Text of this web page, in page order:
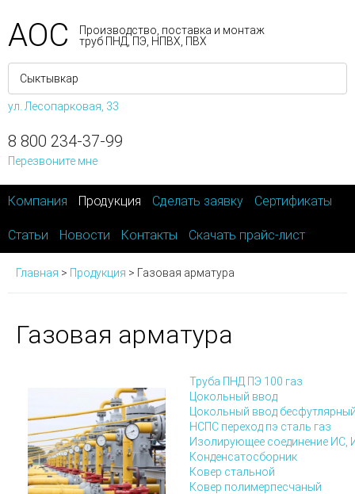
АОС
Производство, поставка и монтаж
труб ПНД, ПЭ, НПВХ, ПВХ
ул. Лесопарковая, 33
8 800 234-37-99
Перезвоните мне
Компания Продукция Сделать заявку Сертификаты
Статьи Новости Контакты Скачать прайс-лист
Главная > Продукция > Газовая арматура
Газовая арматура
Труба ПНД ПЭ 100 газ
Цокольный ввод
Цокольный ввод
НСПС переход пэ сталь газ
Изолирующее соединение ИС,
Конденсатосборник
Ковер стальной
Ковер полимерпесчаный